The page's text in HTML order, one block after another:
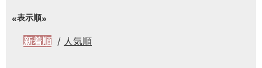
表示順
新着順 人気順